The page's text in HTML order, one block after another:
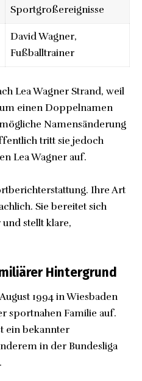
Sportgroßereignisse
David Wagner,
Fußballtrainer
Lea Wagner Strand, weil
einen Doppelnamen
Namensänderung
tritt sie jedoch
Lea Wagner auf.
Ihre Art
Sie bereitet sich
stellt klare,
Hintergrund
1994 in Wiesbaden
sportnahen Familie auf.
ein bekannter
in der Bundesliga